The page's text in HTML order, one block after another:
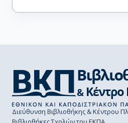
Διεύθυνση Βιβλιοθήκης & Κέντρου